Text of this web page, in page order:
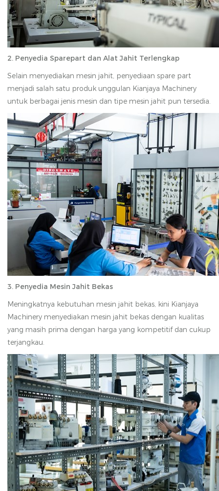
2. Penyedia Sparepart dan Alat Jahit Terlengkap
Selain menyediakan mesin jahit, penyediaan spare part
menjadi salah satu produk unggulan Kianjaya Machinery
untuk berbagai jenis mesin dan tipe mesin jahit pun tersedia.
3. Penyedia Mesin Jahit Bekas
Meningkatnya kebutuhan mesin jahit bekas, kini Kianjaya
Machinery menyediakan mesin jahit bekas dengan kualitas
yang masih prima dengan harga yang kompetitif dan cukup
terjangkau.